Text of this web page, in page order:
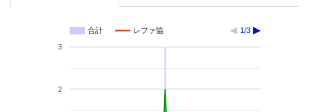
合計 レファ協 1/3
2
3